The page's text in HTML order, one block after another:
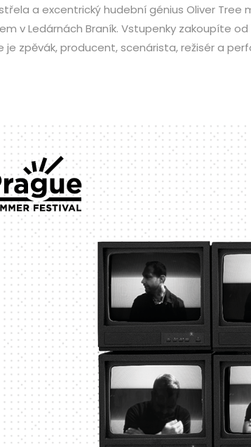
a excentrický hudební génius Oliver
v Ledárnách Braník. Vstupenky zakoupíte
je zpěvák, producent, scenárista, režisér a